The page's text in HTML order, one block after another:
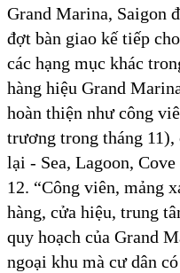
Grand Marina, Saigon
đợt bàn giao kế tiếp
các hạng mục khác
hàng hiệu Grand
hoàn thiện như công
trương trong tháng 11),
lại - Sea, Lagoon,
12. “Công viên, mảng
hàng, cửa hiệu, trung
quy hoạch của Grand
ngoại khu mà cư dân